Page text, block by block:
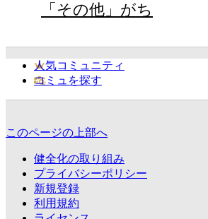
「その他」がち
人気コミュニティ
コミュを探す
このページの上部へ
健全化の取り組み
プライバシーポリシー
新規登録
利用規約